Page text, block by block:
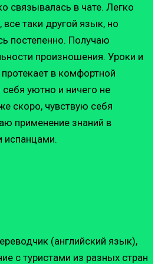
связывалась в чате. Легко
таки другой язык, но
постепенно. Получаю
произношения. Уроки и
в комфортной
уютно и ничего не
скоро, чувствую себя
применение знаний в
испанцами.
(английский язык),
с туристами из разных стран